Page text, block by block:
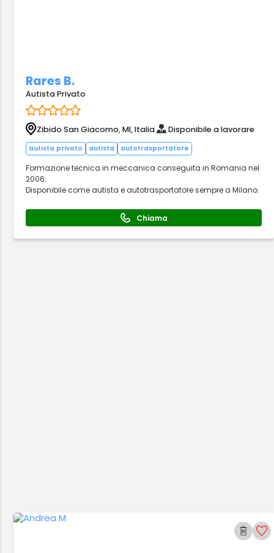
Rares B.
Autista Privato
Zibido San Giacomo, MI, Italia Disponibile a lavorare
autista privato autista autotrasportatore
Formazione tecnica in meccanica conseguita in Romania nel
2006.
Disponibile come autista e autotrasportatore sempre a Milano.
Chiama